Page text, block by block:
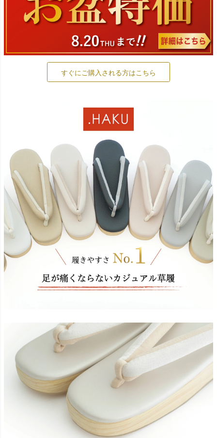
すぐにご購入される方はこちら